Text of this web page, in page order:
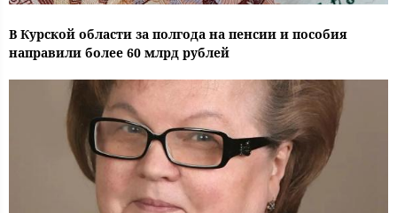
В Курской области за полгода на пенсии и пособия
направили более 60 млрд рублей